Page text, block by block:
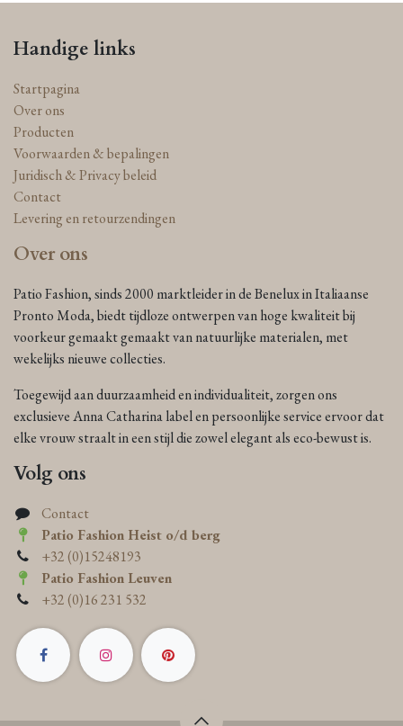
Handige links
Startpagina
Over ons
Producten
Voorwaarden & bepalingen
Juridisch & Privacy beleid
Contact
Levering en retourzendingen
Over ons
Patio Fashion, sinds 2000 marktleider in de Benelux in Italiaanse
Pronto Moda, biedt tijdloze ontwerpen van hoge kwaliteit bij
voorkeur gemaakt gemaakt van natuurlijke materialen, met
wekelijks nieuwe collecties.
Toegewijd aan duurzaamheid en individualiteit, zorgen ons
exclusieve Anna Catharina label en persoonlijke service ervoor dat
elke vrouw straalt in een stijl die zowel elegant als eco-bewust is.
Volg ons
Contact
Patio Fashion Heist o/d berg
+32 (0)15248193
Patio Fashion Leuven
+32 (0)16 231 532